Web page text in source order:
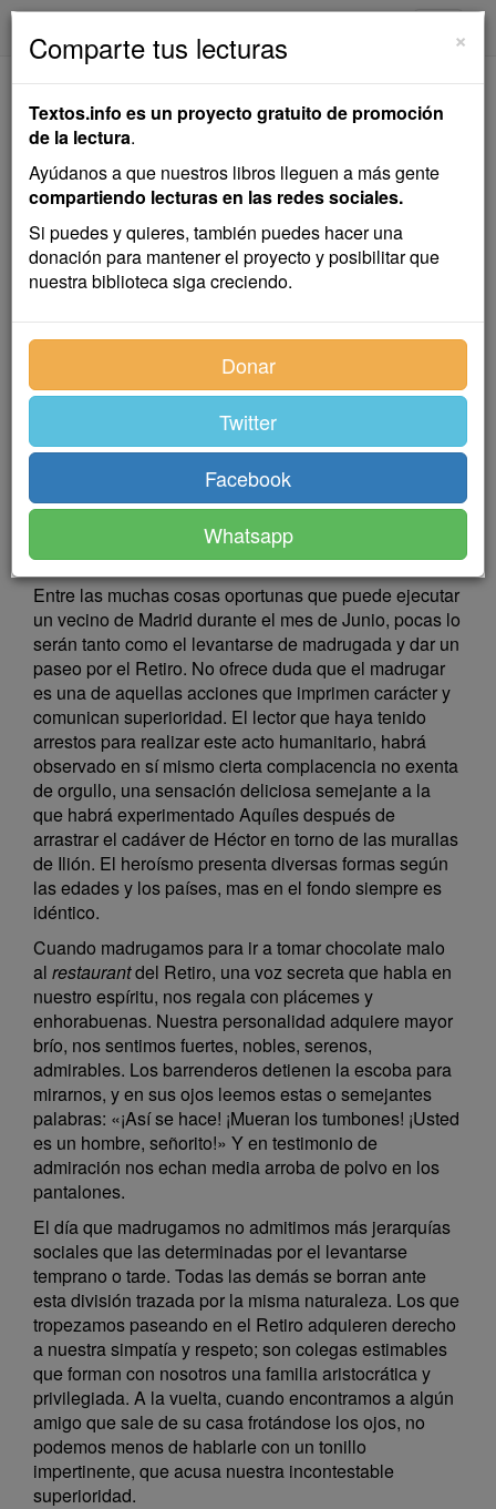
Aguas Fuertes
Armando Palacio Valdés
Cuentos,Colección
EL RETIRO DE MADRID
I. MAÑANAS DE JUNIO Y JULIO
Entre las muchas cosas oportunas que puede ejecutar
un vecino de Madrid durante el mes de Junio, pocas lo
serán tanto como el levantarse de madrugada y dar un
paseo por el Retiro. No ofrece duda que el madrugar
es una de aquellas acciones que imprimen carácter y
comunican superioridad. El lector que haya tenido
arrestos para realizar este acto humanitario, habrá
observado en sí mismo cierta complacencia no exenta
de orgullo, una sensación deliciosa semejante a la
que habrá experimentado Aquíles después de
arrastrar el cadáver de Héctor en torno de las murallas
de Ilión. El heroísmo presenta diversas formas según
las edades y los países, mas en el fondo siempre es
idéntico.
Cuando madrugamos para ir a tomar chocolate malo
al restaurantdel Retiro, una voz secreta que habla en
nuestro espíritu, nos regala con plácemes y
enhorabuenas. Nuestra personalidad adquiere mayor
brío, nos sentimos fuertes, nobles, serenos,
admirables. Los barrenderos detienen la escoba para
mirarnos, y en sus ojos leemos estas o semejantes
palabras: «¡Así se hace! ¡Mueran los tumbones! ¡Usted
es un hombre, señorito!» Y en testimonio de
admiración nos echan media arroba de polvo en los
pantalones.
El día que madrugamos no admitimos más jerarquías
sociales que las determinadas por el levantarse
temprano o tarde. Todas las demás se borran ante
esta división trazada por la misma naturaleza. Los que
tropezamos paseando en el Retiro adquieren derecho
a nuestra simpatía y respeto; son colegas estimables
que forman con nosotros una familia aristocrática y
privilegiada. A la vuelta, cuando encontramos a algún
amigo que sale de su casa frotándose los ojos, no
podemos menos de hablarle con un tonillo
impertinente, que acusa nuestra incontestable
superioridad.
×
Comparte tus lecturas
Textos.info es un proyecto gratuito de promoción
de la lectura.
Ayúdanos a que nuestros libros lleguen a más gente
compartiendo lecturas en las redes sociales.
Si puedes y quieres, también puedes hacer una
donación para mantener el proyecto y posibilitar que
nuestra biblioteca siga creciendo.
Donar
Twitter
Facebook
Whatsapp